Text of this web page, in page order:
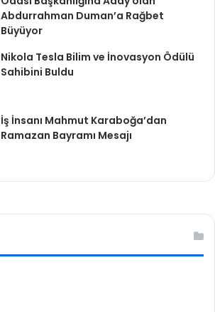
Abdurrahman Duman’a Rağbet
Büyüyor
Nikola Tesla Bilim ve İnovasyon Ödülü
Sahibini Buldu
İş İnsanı Mahmut Karaboğa’dan
Ramazan Bayramı Mesajı